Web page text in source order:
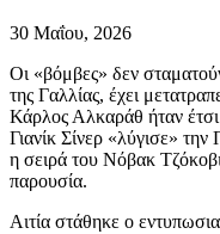
30 Μαΐου, 2026
Οι «βόμβες» δεν
της Γαλλίας, έχει
Κάρλος Αλκαράθ ήταν
Γιανίκ Σίνερ «λύγισε»
η σειρά του Νόβακ
παρουσία.
Αιτία στάθηκε ο